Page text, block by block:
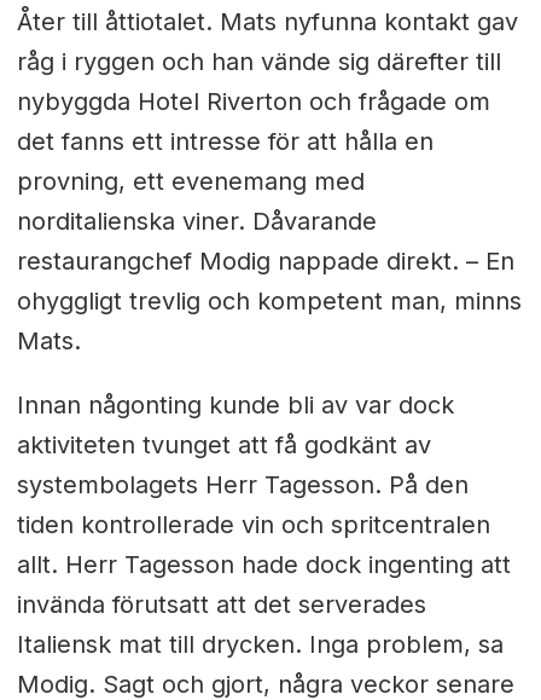
Åter till åttiotalet. Mats nyfunna kontakt gav
råg i ryggen och han vände sig därefter till
nybyggda Hotel Riverton och frågade om
det fanns ett intresse för att hålla en
provning, ett evenemang med
norditalienska viner. Dåvarande
restaurangchef Modig nappade direkt. – En
ohyggligt trevlig och kompetent man, minns
Mats.
Innan någonting kunde bli av var dock
aktiviteten tvunget att få godkänt av
systembolagets Herr Tagesson. På den
tiden kontrollerade vin och spritcentralen
allt. Herr Tagesson hade dock ingenting att
invända förutsatt att det serverades
Italiensk mat till drycken. Inga problem, sa
Modig. Sagt och gjort, några veckor senare